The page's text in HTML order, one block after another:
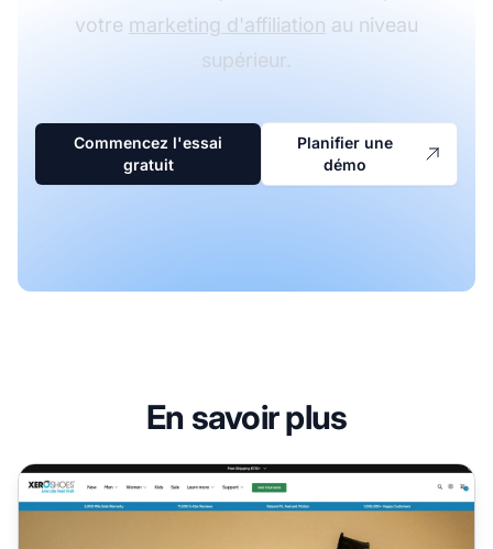
votre marketing d'affiliation au niveau
supérieur.
Commencez l'essai
gratuit
Planifier une
démo
En savoir plus
Programme d'affiliation Xero Shoes